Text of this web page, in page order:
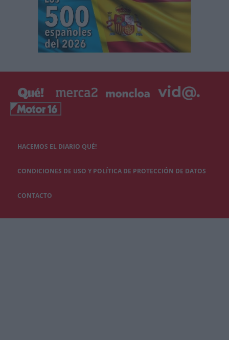
HACEMOS EL DIARIO QUÉ!
CONDICIONES DE USO Y POLÍTICA DE PROTECCIÓN DE DATOS
CONTACTO